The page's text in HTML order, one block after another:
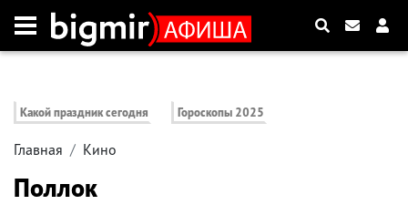
Какой праздник сегодня Гороскопы 2025
Главная Кино
Поллок